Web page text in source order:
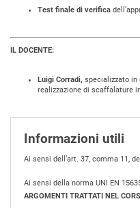
Test finale di verifica
IL DOCENTE:
Luigi Corradi, specializzato in
realizzazione di scaffalature
Informazioni utili
Ai sensi dell’art. 37, comma 11,
Ai sensi della norma UNI EN
ARGOMENTI TRATTATI NEL